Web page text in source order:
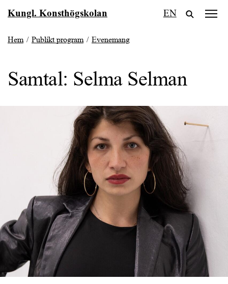
tillKungl. Konsthögskolan EN
Hem/ Publikt program/ Evenemang
Samtal: Selma Selman